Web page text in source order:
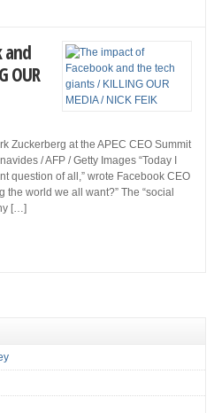
and
OUR
Zuckerberg at the APEC CEO Summit
/ AFP / Getty Images “Today I
question of all,” wrote Facebook CEO
the world we all want?” The “social
[…]